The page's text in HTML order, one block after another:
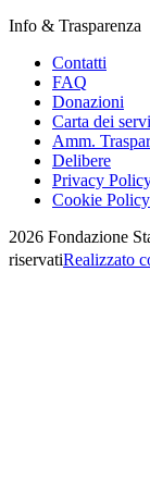
Info & Trasparenza
Contatti
FAQ
Donazioni
Carta dei
Amm.
Delibere
Privacy
Cookie Policy
2026 Fondazione
riservatiRealizzato